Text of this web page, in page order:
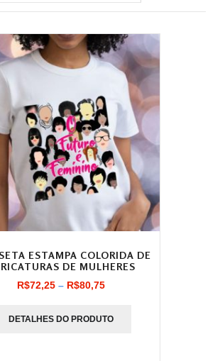
ESTAMPA COLORIDA DE
DE MULHERES
R$72,25 – R$80,75Faixa
preço:
DETALHES DO PRODUTO